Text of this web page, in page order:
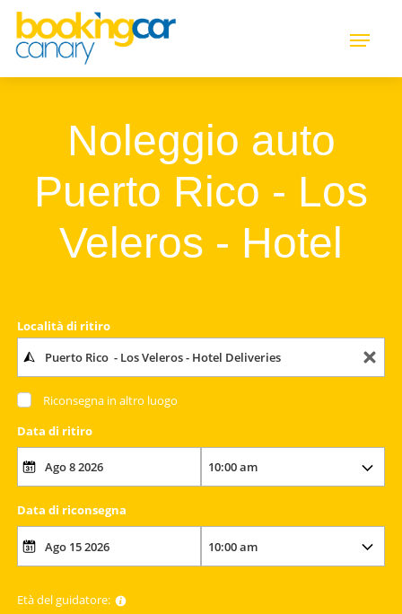
Noleggio auto
Puerto Rico - Los
Veleros - Hotel
Località di ritiro
Riconsegna in altro luogo
Data di ritiro
Data di riconsegna
Età del guidatore: